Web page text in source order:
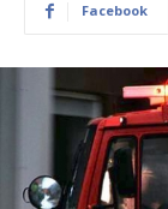
Facebook